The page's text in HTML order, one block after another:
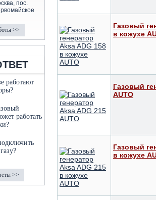
пос.
>>
работают
работать
>>
Газовый
в кожухе
Газовый
AUTO
Газовый
в кожухе